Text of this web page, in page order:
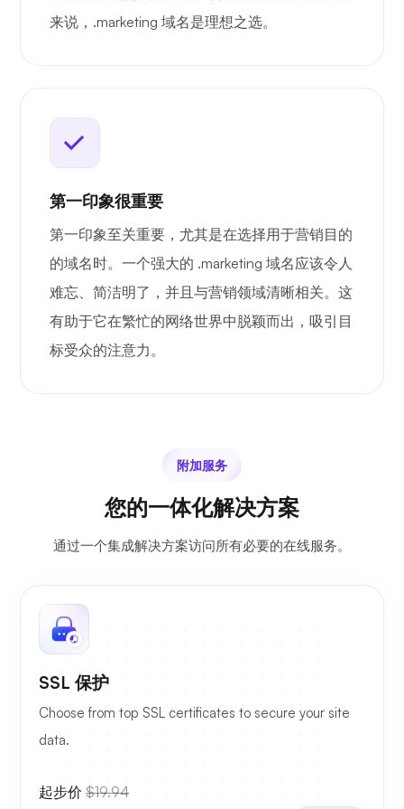
来说，.marketing 域名是理想之选。
第一印象很重要
第一印象至关重要，尤其是在选择用于营销目的
的域名时。一个强大的 .marketing 域名应该令人
难忘、简洁明了，并且与营销领域清晰相关。这
有助于它在繁忙的网络世界中脱颖而出，吸引目
标受众的注意力。
附加服务
您的一体化解决方案
通过一个集成解决方案访问所有必要的在线服务。
SSL 保护
Choose from top SSL certificates to secure your site
data.
起步价 $19.94